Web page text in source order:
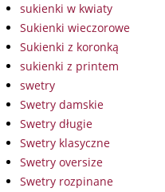
sukienki w kwiaty
Sukienki wieczorowe
Sukienki z koronką
sukienki z printem
swetry
Swetry damskie
Swetry długie
Swetry klasyczne
Swetry oversize
Swetry rozpinane